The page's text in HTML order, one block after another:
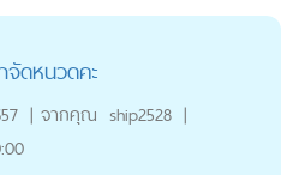
จัดหนวดคะ
| จากคุณ ship2528 |